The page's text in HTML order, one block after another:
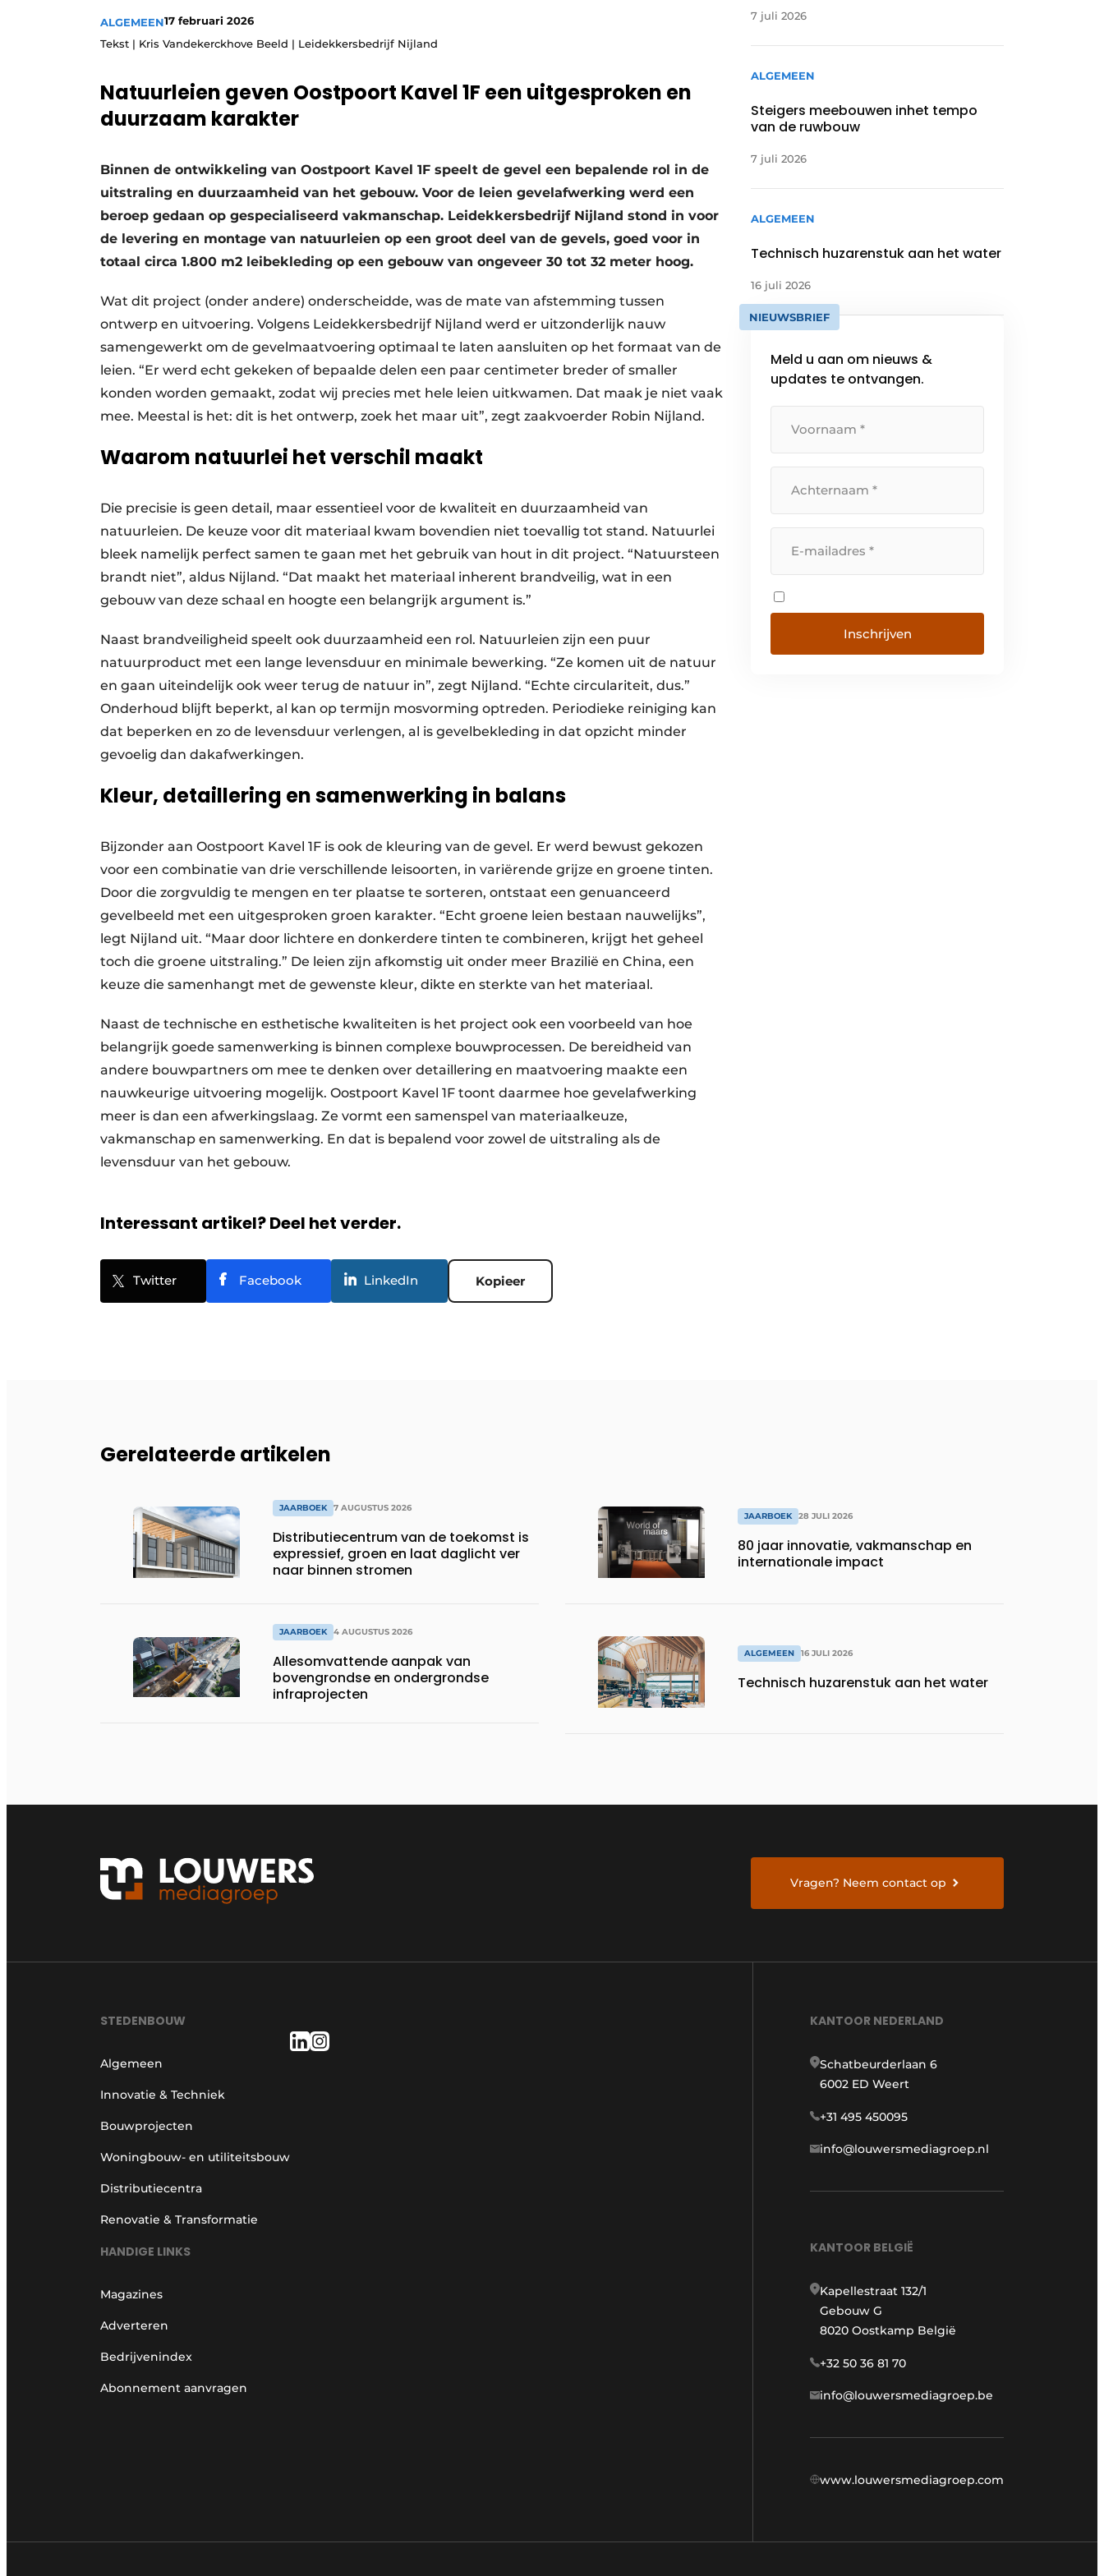
Podcasts
Privacy / Cookie statement
Vacature aanmelden
Vacatures
ALGEMEEN17 februari 2026
Tekst | Kris Vandekerckhove Beeld | Leidekkersbedrijf Nijland
Natuurleien geven Oostpoort Kavel 1F een uitgesproken en
duurzaam karakter
Binnen de ontwikkeling van Oostpoort Kavel 1F speelt de gevel een bepalende rol in de
uitstraling en duurzaamheid van het gebouw. Voor de leien gevelafwerking werd een
beroep gedaan op gespecialiseerd vakmanschap. Leidekkersbedrijf Nijland stond in voor
de levering en montage van natuurleien op een groot deel van de gevels, goed voor in
totaal circa 1.800 m2 leibekleding op een gebouw van ongeveer 30 tot 32 meter hoog.
Wat dit project (onder andere) onderscheidde, was de mate van afstemming tussen
ontwerp en uitvoering. Volgens Leidekkersbedrijf Nijland werd er uitzonderlijk nauw
samengewerkt om de gevelmaatvoering optimaal te laten aansluiten op het formaat van de
leien. “Er werd echt gekeken of bepaalde delen een paar centimeter breder of smaller
konden worden gemaakt, zodat wij precies met hele leien uitkwamen. Dat maak je niet vaak
mee. Meestal is het: dit is het ontwerp, zoek het maar uit”, zegt zaakvoerder Robin Nijland.
Waarom natuurlei het verschil maakt
Die precisie is geen detail, maar essentieel voor de kwaliteit en duurzaamheid van
natuurleien. De keuze voor dit materiaal kwam bovendien niet toevallig tot stand. Natuurlei
bleek namelijk perfect samen te gaan met het gebruik van hout in dit project. “Natuursteen
brandt niet”, aldus Nijland. “Dat maakt het materiaal inherent brandveilig, wat in een
gebouw van deze schaal en hoogte een belangrijk argument is.”
Naast brandveiligheid speelt ook duurzaamheid een rol. Natuurleien zijn een puur
natuurproduct met een lange levensduur en minimale bewerking. “Ze komen uit de natuur
en gaan uiteindelijk ook weer terug de natuur in”, zegt Nijland. “Echte circulariteit, dus.”
Onderhoud blijft beperkt, al kan op termijn mosvorming optreden. Periodieke reiniging kan
dat beperken en zo de levensduur verlengen, al is gevelbekleding in dat opzicht minder
gevoelig dan dakafwerkingen.
Kleur, detaillering en samenwerking in balans
Bijzonder aan Oostpoort Kavel 1F is ook de kleuring van de gevel. Er werd bewust gekozen
voor een combinatie van drie verschillende leisoorten, in variërende grijze en groene tinten.
Door die zorgvuldig te mengen en ter plaatse te sorteren, ontstaat een genuanceerd
gevelbeeld met een uitgesproken groen karakter. “Echt groene leien bestaan nauwelijks”,
legt Nijland uit. “Maar door lichtere en donkerdere tinten te combineren, krijgt het geheel
toch die groene uitstraling.” De leien zijn afkomstig uit onder meer Brazilië en China, een
keuze die samenhangt met de gewenste kleur, dikte en sterkte van het materiaal.
Naast de technische en esthetische kwaliteiten is het project ook een voorbeeld van hoe
belangrijk goede samenwerking is binnen complexe bouwprocessen. De bereidheid van
andere bouwpartners om mee te denken over detaillering en maatvoering maakte een
nauwkeurige uitvoering mogelijk. Oostpoort Kavel 1F toont daarmee hoe gevelafwerking
meer is dan een afwerkingslaag. Ze vormt een samenspel van materiaalkeuze,
vakmanschap en samenwerking. En dat is bepalend voor zowel de uitstraling als de
levensduur van het gebouw.
Interessant artikel? Deel het verder.
Twitter Facebook LinkedIn Kopieer
7 juli 2026
ALGEMEEN
Steigers meebouwen inhet tempo
van de ruwbouw
7 juli 2026
ALGEMEEN
Technisch huzarenstuk aan het water
16 juli 2026
NIEUWSBRIEF
Meld u aan om nieuws &
updates te ontvangen.
Gerelateerde artikelen
JAARBOEK 7 AUGUSTUS 2026
Distributiecentrum van de toekomst is
expressief, groen en laat daglicht ver
naar binnen stromen
JAARBOEK 4 AUGUSTUS 2026
Allesomvattende aanpak van
bovengrondse en ondergrondse
infraprojecten
JAARBOEK 28 JULI 2026
80 jaar innovatie, vakmanschap en
internationale impact
ALGEMEEN 16 JULI 2026
Technisch huzarenstuk aan het water
Vragen? Neem contact op
STEDENBOUW
Algemeen
Innovatie & Techniek
Bouwprojecten
Woningbouw- en utiliteitsbouw
Distributiecentra
Renovatie & Transformatie
HANDIGE LINKS
Magazines
Adverteren
Bedrijvenindex
Abonnement aanvragen
KANTOOR NEDERLAND
Schatbeurderlaan 6
6002 ED Weert
+31 495 450095
info@louwersmediagroep.nl
KANTOOR BELGIË
Kapellestraat 132/1
Gebouw G
8020 Oostkamp België
+32 50 36 81 70
info@louwersmediagroep.be
www.louwersmediagroep.com